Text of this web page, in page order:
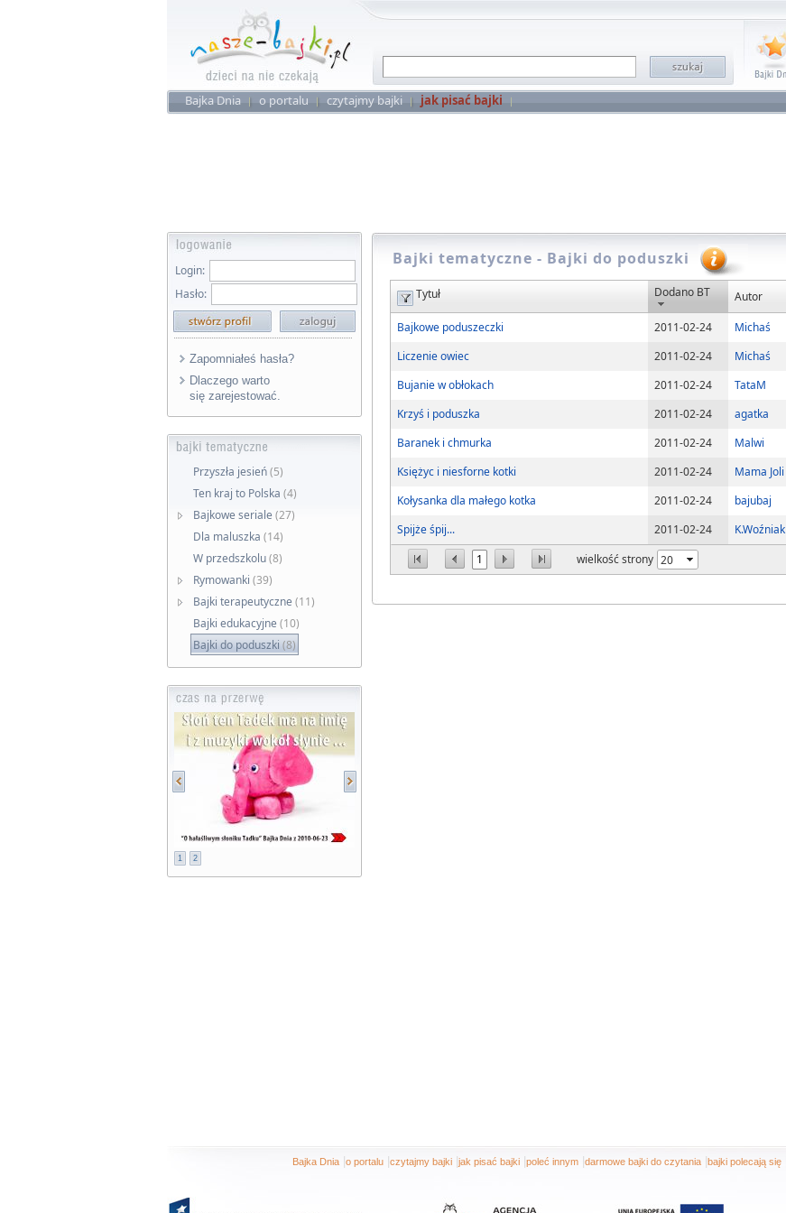
Bajka Dnia o portalu czytajmy bajki jak pisać bajki
Login:
Hasło:
Zapomniałeś hasła?
Dlaczego warto
się zarejestować.
Przyszła jesień(5)
Ten kraj to Polska (4)
Bajkowe seriale (27)
Dla maluszka (14)
W przedszkolu(8)
Rymowanki (39)
Bajki terapeutyczne (11)
Bajki edukacyjne (10)
Bajki do poduszki(8)
1 2
Bajki tematyczne - Bajki do poduszki
Tytuł Dodano BT Autor
1 wielkość strony
Bajkowe poduszeczki 2011-02-24 Michaś
Liczenie owiec
2011-02-24 Michaś
Bujanie w obłokach
2011-02-24 TataM
Krzyś i poduszka
2011-02-24 agatka
Baranek i chmurka
2011-02-24 Malwi
Księżyc i niesforne kotki
2011-02-24 Mama Joli
Kołysanka dla małego kotka
2011-02-24 bajubaj
Spijże śpij...
2011-02-24 K.Woźniak
Bajka Dnia o portalu czytajmy bajki jak pisać bajki poleć innym darmowe bajki do czytania bajki polecają się